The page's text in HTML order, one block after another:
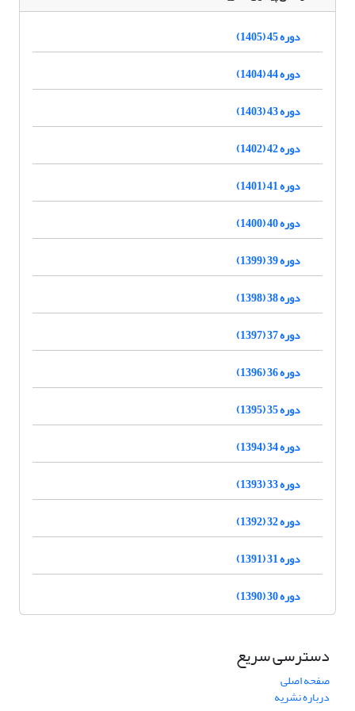
دوره 45 (1405)
دوره 44 (1404)
دوره 43 (1403)
دوره 42 (1402)
دوره 41 (1401)
دوره 40 (1400)
دوره 39 (1399)
دوره 38 (1398)
دوره 37 (1397)
دوره 36 (1396)
دوره 35 (1395)
دوره 34 (1394)
دوره 33 (1393)
دوره 32 (1392)
دوره 31 (1391)
دوره 30 (1390)
دسترسی سریع
صفحه اصلی
درباره نشریه